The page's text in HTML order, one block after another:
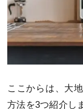
ここからは、大
方法を3つ紹介し